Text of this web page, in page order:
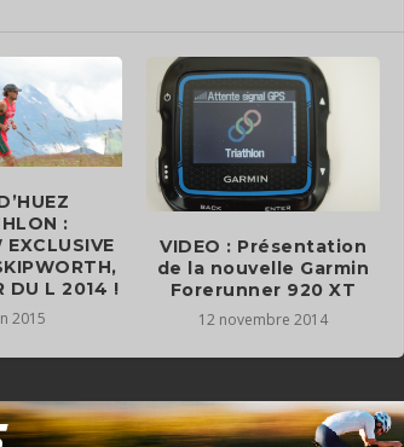
:
EXCLUSIVE
DU L 2014 !
2015
VIDEO : Présentation
de la nouvelle Garmin
Forerunner 920 XT
12 novembre 2014